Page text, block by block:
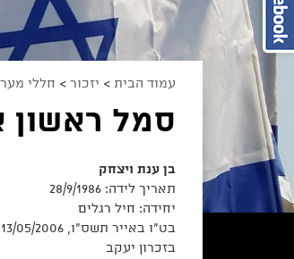
עמוד הבית > יזכור > חללי
סמל ראשון
בן ענת ויצחק
תאריך לידה: 28/9/1986
יחידה: חיל רגלים
בט"ו באייר תשס"ו, 13/05/2006
בזכרון יעקב